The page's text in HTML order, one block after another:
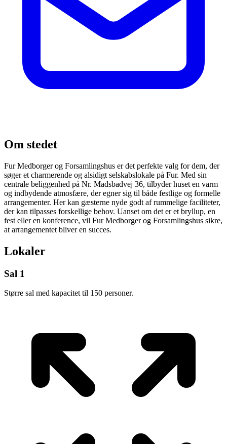
Om stedet
Fur Medborger og Forsamlingshus er det perfekte valg for dem, der
søger et charmerende og alsidigt selskabslokale på Fur. Med sin
centrale beliggenhed på Nr. Madsbadvej 36, tilbyder huset en varm
og indbydende atmosfære, der egner sig til både festlige og formelle
arrangementer. Her kan gæsterne nyde godt af rummelige faciliteter,
der kan tilpasses forskellige behov. Uanset om det er et bryllup, en
fest eller en konference, vil Fur Medborger og Forsamlingshus sikre,
at arrangementet bliver en succes.
Lokaler
Sal 1
Større sal med kapacitet til 150 personer.